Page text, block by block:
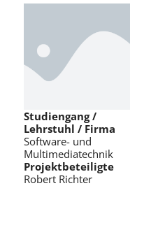
Studiengang /
Lehrstuhl / Firma
Software- und
Multimediatechnik
Projektbeteiligte
Robert Richter